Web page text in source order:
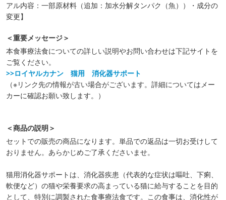
アル内容：一部原材料（追加：加水分解タンパク（魚））・成分の
変更】
＜重要メッセージ＞
本食事療法食についての詳しい説明やお問い合わせは下記サイトを
ご覧ください。
>>ロイヤルカナン 猫用 消化器サポート
（※リンク先の情報が古い場合がございます。詳細についてはメー
カーに確認お願い致します。）
＜商品の説明＞
セットでの販売の商品になります。単品での返品は一切お受けして
おりません。あらかじめご了承くださいませ。
猫用消化器サポートは、消化器疾患（代表的な症状は嘔吐、下痢、
軟便など）の猫や栄養要求の高まっている猫に給与することを目的
として、特別に調製された食事療法食です。この食事は、消化性が